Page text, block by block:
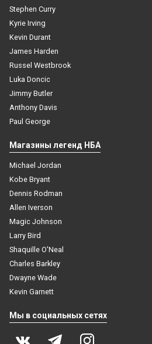
1 999₽
Stephen Curry
Kyrie Irving
Kevin Durant
James Harden
Russel Westbrook
Luka Doncic
Jimmy Butler
Anthony Davis
Paul George
Магазины легенд НБА
Michael Jordan
Kobe Bryant
Dennis Rodman
Allen Iverson
Magic Johnson
Larry Bird
Shaquille O'Neal
Charles Barkley
Dwayne Wade
Kevin Garnett
Мы в социальных сетях